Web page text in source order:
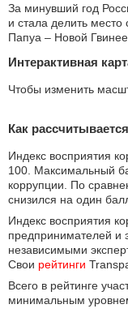
За минувший год
и стала делить
Папуа – Новой
Интерактивная
Чтобы изменить
Как
Индекс восприятия
100. Максимальный
коррупции. По
снизился на один
Индекс восприятия
предпринимателей и
независимыми
Свои рейтинги
Всего в рейтинге
минимальным